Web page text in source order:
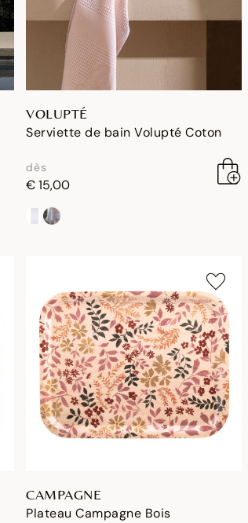
VOLUPTÉ
Serviette de bain Volupté Coton
dès
€ 15,00
CAMPAGNE
Plateau Campagne Bois